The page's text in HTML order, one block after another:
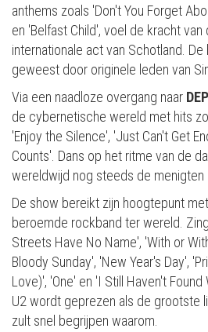
anthems zoals 'Don't You Forget
en 'Belfast Child', voel de kracht
internationale act van Schotland.
geweest door originele leden van
Via een naadloze overgang naar
de cybernetische wereld met hits
'Enjoy the Silence', 'Just Can't Get
Counts'. Dans op het ritme van de
wereldwijd nog steeds de menigten
De show bereikt zijn hoogtepunt met
beroemde rockband ter wereld.
Streets Have No Name', 'With or
Bloody Sunday', 'New Year's Day',
Love)', 'One' en 'I Still Haven't Found
U2 wordt geprezen als de grootste
zult snel begrijpen waarom.